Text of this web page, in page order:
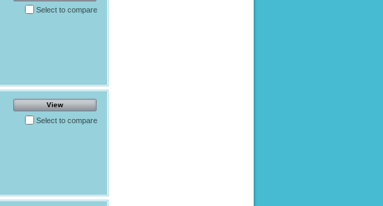
Select to compare
View
Select to compare